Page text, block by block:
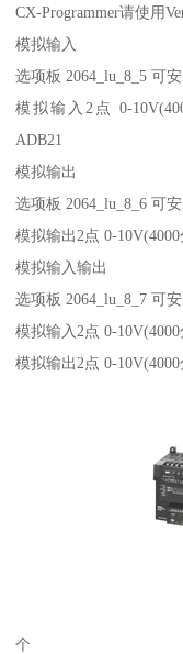
CX-Programmer请使用
模拟输入
选项板 2064_lu_8_5 可
模拟输入2点 0-
ADB21
模拟输出
选项板 2064_lu_8_6 可
模拟输出2点 0-
模拟输入输出
选项板 2064_lu_8_7 可
模拟输入2点 0-
模拟输出2点 0-
个